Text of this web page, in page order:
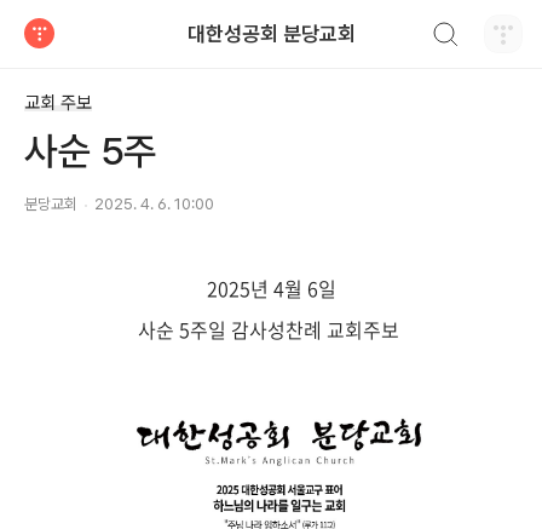
대한성공회 분당교회
교회 주보
사순 5주
분당교회 2025. 4. 6. 10:00
2025년 4월 6일
사순 5주일 감사성찬례 교회주보